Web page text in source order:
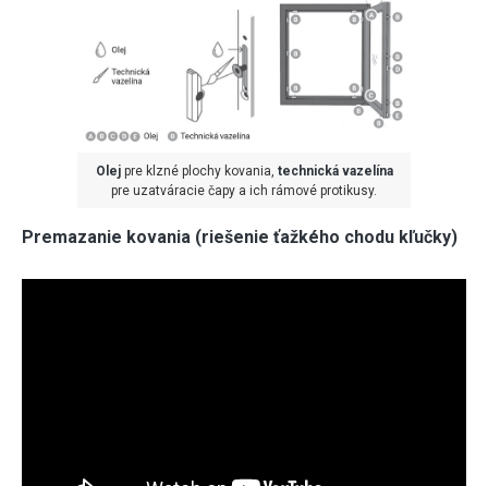
Olejpre klzné plochy kovania, technická vazelína
pre uzatváracie čapy a ich rámové protikusy.
Premazanie kovania (riešenie ťažkého chodu kľučky)